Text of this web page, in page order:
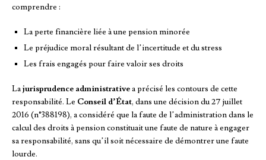
comprendre :
La perte financière liée à une pension minorée
Le préjudice moral résultant de l’incertitude et du stress
Les frais engagés pour faire valoir ses droits
Lajurisprudence administrativea précisé les contours de cette
responsabilité. Le Conseil d’État, dans une décision du 27 juillet
2016 (n°388198), a considéré que la faute de l’administration dans le
calcul des droits à pension constituait une faute de nature à engager
sa responsabilité, sans qu’il soit nécessaire de démontrer une faute
lourde.